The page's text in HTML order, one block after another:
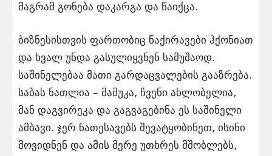
მაგრამ გონება დაკარგა და წაიქცა.
ბიზნესისთვის ფართობიც ნაქირავები ჰქონიათ
და ხვალ უნდა გასულიყვნენ სამუშაოდ.
საშინელებაა მათი გარდაცვალების გააზრება.
საბას ნათლია – მამუკა, ჩვენი ახლობელია,
მან დაგვირეკა და გაგვაგებინა ეს საშინელი
ამბავი. ჯერ ნათესავებს შევატყობინეთ, ისინი
მოვიდნენ და ამის მერე უთხრეს მშობლებს,